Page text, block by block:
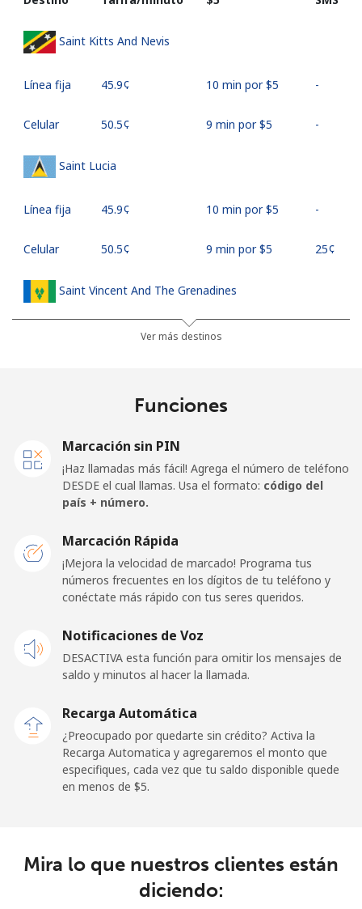
Saint Kitts And Nevis
Línea fija ⁦45.9¢⁩ 10 min por ⁦$5⁩ -
Celular ⁦50.5¢⁩ 9 min por ⁦$5⁩ -
Saint Lucia
Línea fija ⁦45.9¢⁩ 10 min por ⁦$5⁩ -
Celular ⁦50.5¢⁩ 9 min por ⁦$5⁩ ⁦25¢⁩
Saint Vincent And The Grenadines
12 min por ⁦$5⁩
Línea fija
⁦195.5¢⁩
San Marino
Línea fija ⁦32.9¢⁩ 15 min por ⁦$5⁩ -
Sao Tome And Principe
country
⁦313.5¢⁩
Saudi Arabia
Ver más destinos
Funciones
Marcación sin PIN
¡Haz llamadas más fácil! Agrega el número de teléfono
DESDE el cual llamas. Usa el formato: código del
país + número.
Marcación Rápida
¡Mejora la velocidad de marcado! Programa tus
números frecuentes en los dígitos de tu teléfono y
conéctate más rápido con tus seres queridos.
Notificaciones de Voz
DESACTIVA esta función para omitir los mensajes de
saldo y minutos al hacer la llamada.
Recarga Automática
¿Preocupado por quedarte sin crédito? Activa la
Recarga Automatica y agregaremos el monto que
especifiques, cada vez que tu saldo disponible quede
en menos de ⁦$5⁩.
Mira lo que nuestros clientes están
diciendo: